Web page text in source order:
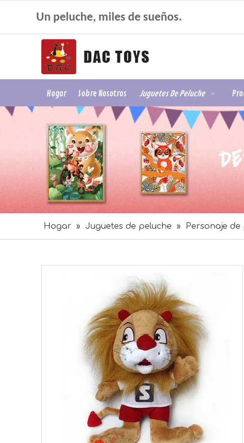
Un peluche, miles de sueños.
Hogar Sobre Nosotros Juguetes De Peluche
Hogar » Juguetes de peluche » Personaje de